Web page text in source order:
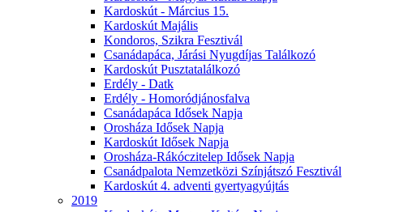
Kardoskút - Március 15.
Kardoskút Majális
Kondoros, Szikra Fesztivál
Csanádapáca, Járási Nyugdíjas Találkozó
Kardoskút Pusztatalálkozó
Erdély - Datk
Erdély - Homoródjánosfalva
Csanádapáca Idősek Napja
Orosháza Idősek Napja
Kardoskút Idősek Napja
Orosháza-Rákóczitelep Idősek Napja
Csanádpalota Nemzetközi Színjátszó Fesztivál
Kardoskút 4. adventi gyertyagyújtás
2019